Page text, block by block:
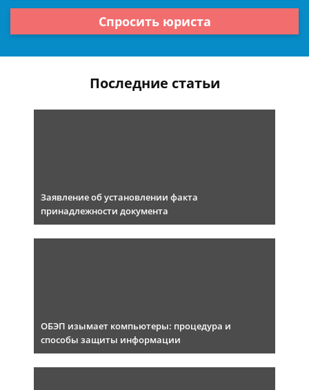
Спросить юриста
Последние статьи
Заявление об установлении факта
принадлежности документа
ОБЭП изымает компьютеры: процедура и
способы защиты информации